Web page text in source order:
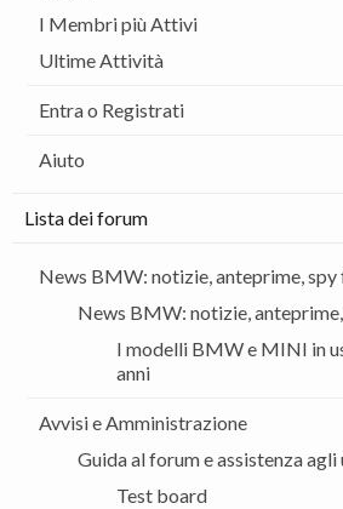
I Membri più Attivi
Ultime Attività
Entra o Registrati
Aiuto
Lista dei forum
News BMW: notizie, anteprime,
News BMW: notizie,
I modelli BMW e MINI in
anni
Avvisi e Amministrazione
Guida al forum e assistenza
Test board